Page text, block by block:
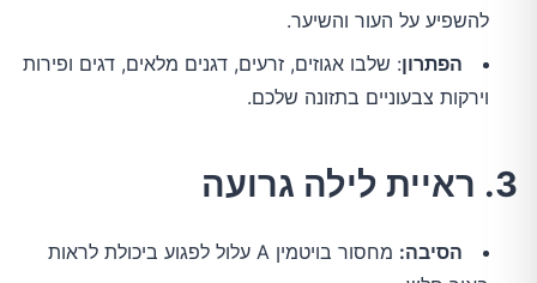
להשפיע על העור והשיער.
הפתרון: שלבו אגוזים, זרעים, דגנים מלאים, דגים ופירות
וירקות צבעוניים בתזונה שלכם.
3. ראיית לילה גרועה
הסיבה:
מחסור בויטמין A עלול לפגוע ביכולת לראות